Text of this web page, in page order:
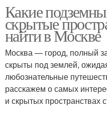
Подземные бары
Какие
скрытые
найти в Москве
Москва — город, полный
скрыты под землей,
любознательные
расскажем о самых
и скрытых пространствах